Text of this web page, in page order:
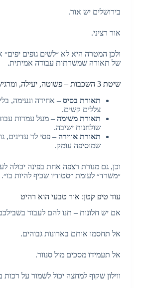
בירושלים יש אור.
אור רציני.
ולכן המטרה היא לא ״לשים גופים
של תאורה שמשרתות עבודה אמיתית.
שיטת 3 השכבות – פשוטה, יעילה, ומרגישה יוקרתית
תאורת בסיס– אחידה ונעימה, בלי
צללים קשים.
תאורת משימה– מעל עמדות
שולחנות ישיבה.
תאורת אווירה– פסי לד עדינים,
שמוסיפה עומק.
וכן, גם מנורת רצפה אחת בפינה יכולה
״משרד״ לעומת ״סטודיו שכיף להיות בו״.
עוד טיפ קטן: אור טבעי הוא רהיט
אם יש חלונות – תנו להם לעבוד
אל תחסמו אותם בארונות גבוהים.
אל תעמידו מסכים מול סנוור.
ווילון שקוף למחצה יכול לשמור על רכות